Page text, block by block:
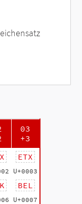
03
+3
ETX
U+0003
BEL
U+0007